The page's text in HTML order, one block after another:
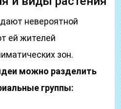
невероятной
ей жителей
зон.
можно разделить
группы: